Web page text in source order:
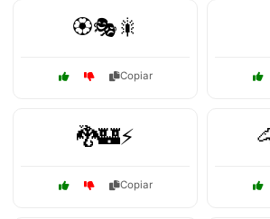
🏵️🎭🎇
Copiar
🐉🏰⚡
Copiar